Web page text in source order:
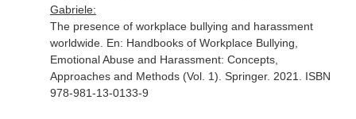
Gabriele:
The presence of workplace bullying and harassment
worldwide. En: Handbooks of Workplace Bullying,
Emotional Abuse and Harassment: Concepts,
Approaches and Methods (Vol. 1) . Springer. 2021. ISBN
978-981-13-0133-9